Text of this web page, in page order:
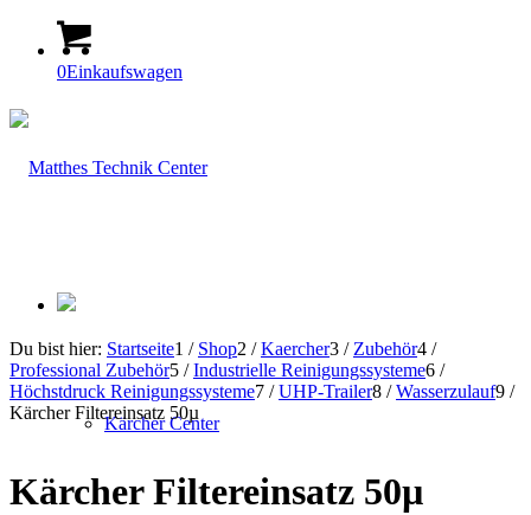
0Einkaufswagen
Kärcher Center
Du bist hier: Startseite1 / Shop2 / Kaercher3 / Zubehör4 /
Professional Zubehör5 / Industrielle Reinigungssysteme6 /
Höchstdruck Reinigungssysteme7 / UHP-Trailer8 / Wasserzulauf9 /
Kärcher Filtereinsatz 50µ
Kärcher Filtereinsatz 50µ